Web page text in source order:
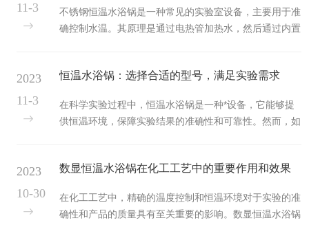
控制温度，使其在一个较小的范围内保持稳定。这对于需
要高精度温度控制的实验非常重要。其次，具有更均匀的
导致样品受热不均匀，影响实验结...
不锈钢恒温水浴锅是一种常见的实验室设备，主要用于准
确控制水温。其原理是通过电热管加热水，然后通过内置
管的加热速度进行说明。电热管是恒温水浴锅的核心部
的加热速度主要取决于以下几个因素：1.电热管的功率：
电热管的功率越大，加热速度越快。这是因为功率越大，
水。2.水的初始温度：水的初始温...
11-3
恒温水浴锅：选择合适的型号，满足实验需求
在科学实验过程中，恒温水浴锅是一种*设备，它能够提
供恒温环境，保障实验结果的准确性和可靠性。然而，如
备具有不同的加热能力和保温效果，因此我们需要根据实
求，而容量过大则会造成能源浪费。其次，我们需要考虑
温度范围。不同的实验需要在不同的温度环境下进行，因
2023
11-3
数显恒温水浴锅在化工工艺中的重要作用和效果
在化工工艺中，精确的温度控制和恒温环境对于实验的准
确性和产品的质量具有至关重要的影响。数显恒温水浴锅
2023
10-30